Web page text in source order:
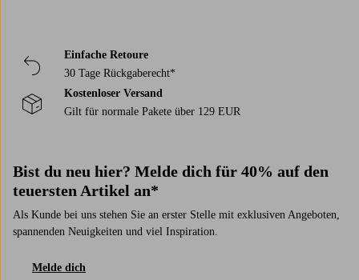
Einfache Retoure
30 Tage Rückgaberecht*
Kostenloser Versand
Gilt für normale Pakete über 129 EUR
Bist du neu hier? Melde dich für 40% auf den
teuersten Artikel an*
Als Kunde bei uns stehen Sie an erster Stelle mit exklusiven Angeboten,
spannenden Neuigkeiten und viel Inspiration.
Melde dich